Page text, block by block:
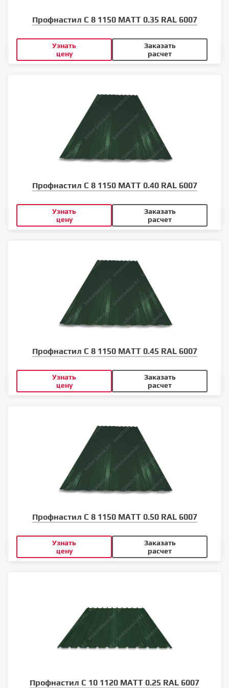
Профнастил С 8 1150 MATT 0.35 RAL 6007
Узнать
цену
Заказать
расчет
Профнастил С 8 1150 MATT 0.40 RAL 6007
Узнать
цену
Заказать
расчет
Профнастил С 8 1150 MATT 0.45 RAL 6007
Узнать
цену
Заказать
расчет
Профнастил С 8 1150 MATT 0.50 RAL 6007
Узнать
цену
Заказать
расчет
Профнастил С 10 1120 MATT 0.25 RAL 6007